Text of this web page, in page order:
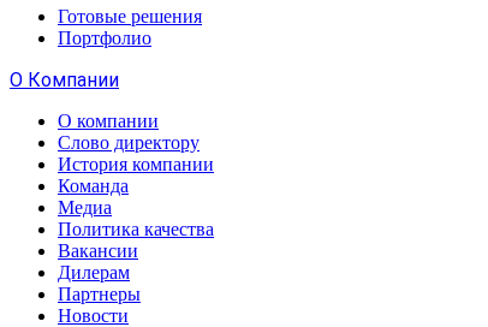
Готовые решения
Портфолио
О Компании
О компании
Слово директору
История компании
Команда
Медиа
Политика качества
Вакансии
Дилерам
Партнеры
Новости